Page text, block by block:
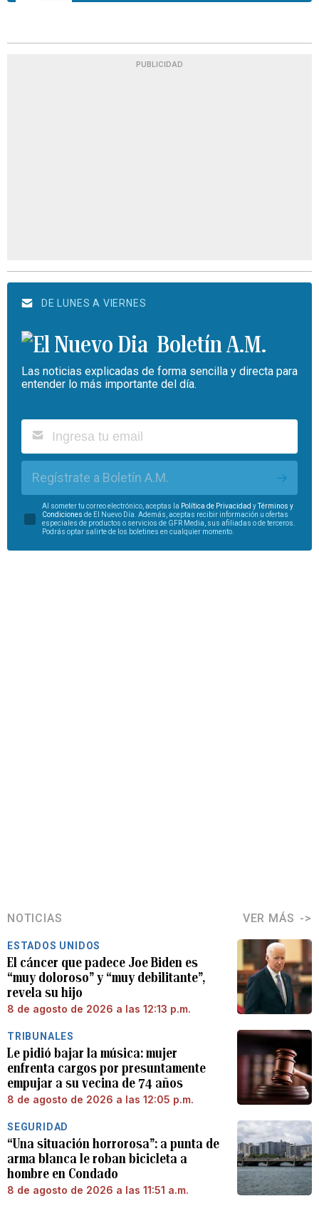
PUBLICIDAD
DE LUNES A VIERNES
Boletín A.M.
Las noticias explicadas de forma sencilla y directa para
entender lo más importante del día.
Regístrate a Boletín A.M.
Al someter tu correo electrónico, aceptas la Política de Privacidad yTérminos y
Condiciones de El Nuevo Día. Además, aceptas recibir información u ofertas
especiales de productos o servicios de GFR Media, sus afiliadas o de terceros.
Podrás optar salirte de los boletines en cualquier momento.
NOTICIAS VER MÁS
ESTADOS UNIDOS
El cáncer que padece Joe Biden es
“muy doloroso” y “muy debilitante”,
revela su hijo
8 de agosto de 2026 a las 12:13 p.m.
TRIBUNALES
Le pidió bajar la música: mujer
enfrenta cargos por presuntamente
empujar a su vecina de 74 años
8 de agosto de 2026 a las 12:05 p.m.
SEGURIDAD
“Una situación horrorosa”: a punta de
arma blanca le roban bicicleta a
hombre en Condado
8 de agosto de 2026 a las 11:51 a.m.